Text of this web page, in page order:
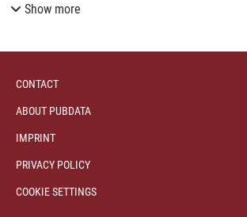
Show more
CONTACT
ABOUT PUBDATA
IMPRINT
PRIVACY POLICY
COOKIE SETTINGS